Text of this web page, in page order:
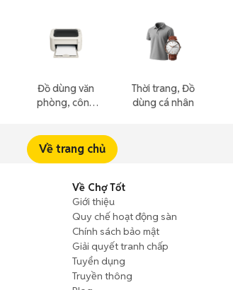
Đồ dùng văn
phòng, công
Thời trang, Đồ
dùng cá nhân
Về trang chủ
Về Chợ Tốt
Giới thiệu
Quy chế hoạt động sàn
Chính sách bảo mật
Giải quyết tranh chấp
Tuyển dụng
Truyền thông